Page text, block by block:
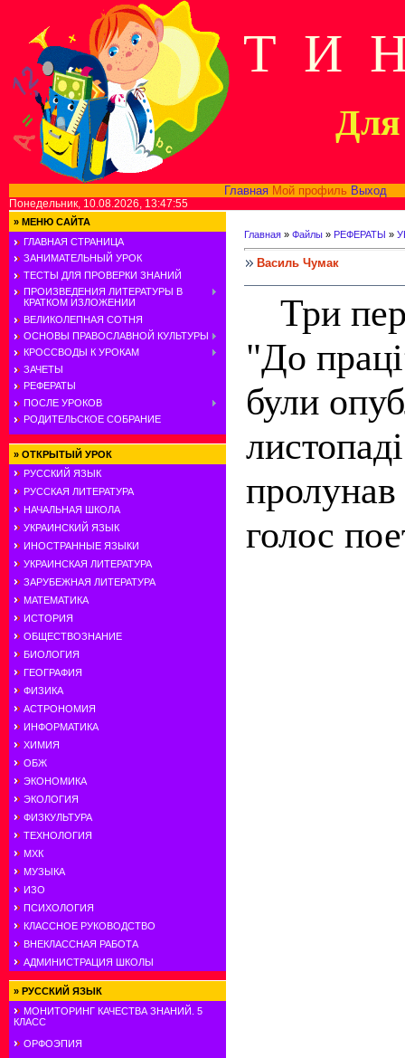
Т И
Для
Главная Мой профиль Выход
Понедельник, 10.08.2026, 13:47:55
» МЕНЮ САЙТА
ГЛАВНАЯ СТРАНИЦА
ЗАНИМАТЕЛЬНЫЙ УРОК
ТЕСТЫ ДЛЯ ПРОВЕРКИ ЗНАНИЙ
ПРОИЗВЕДЕНИЯ ЛИТЕРАТУРЫ В
КРАТКОМ ИЗЛОЖЕНИИ
ВЕЛИКОЛЕПНАЯ СОТНЯ
ОСНОВЫ ПРАВОСЛАВНОЙ КУЛЬТУРЫ
КРОССВОДЫ К УРОКАМ
ЗАЧЕТЫ
РЕФЕРАТЫ
ПОСЛЕ УРОКОВ
РОДИТЕЛЬСКОЕ СОБРАНИЕ
» ОТКРЫТЫЙ УРОК
РУССКИЙ ЯЗЫК
РУССКАЯ ЛИТЕРАТУРА
НАЧАЛЬНАЯ ШКОЛА
УКРАИНСКИЙ ЯЗЫК
ИНОСТРАННЫЕ ЯЗЫКИ
УКРАИНСКАЯ ЛИТЕРАТУРА
ЗАРУБЕЖНАЯ ЛИТЕРАТУРА
МАТЕМАТИКА
ИСТОРИЯ
ОБЩЕСТВОЗНАНИЕ
БИОЛОГИЯ
ГЕОГРАФИЯ
ФИЗИКА
АСТРОНОМИЯ
ИНФОРМАТИКА
ХИМИЯ
ОБЖ
ЭКОНОМИКА
ЭКОЛОГИЯ
ФИЗКУЛЬТУРА
ТЕХНОЛОГИЯ
МХК
МУЗЫКА
ИЗО
ПСИХОЛОГИЯ
КЛАССНОЕ РУКОВОДСТВО
ВНЕКЛАССНАЯ РАБОТА
АДМИНИСТРАЦИЯ ШКОЛЫ
» РУССКИЙ ЯЗЫК
МОНИТОРИНГ КАЧЕСТВА ЗНАНИЙ. 5
КЛАСС
ОРФОЭПИЯ
Главная » Файлы » РЕФЕРАТЫ »
Василь Чумак
Три
"До
були
голос